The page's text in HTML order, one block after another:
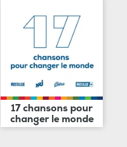
17 chansons pour
changer le monde